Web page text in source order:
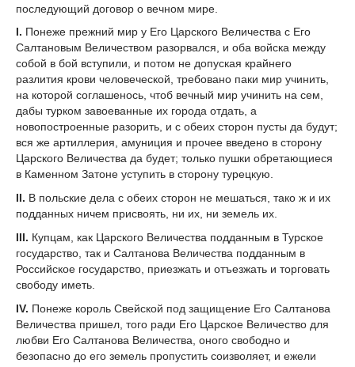
последующий договор о вечном мире.
I. Понеже прежний мир у Его Царского Величества с Его
Салтановым Величеством разорвался, и оба войска между
собой в бой вступили, и потом не допуская крайнего
разлития крови человеческой, требовано паки мир учинить,
на которой соглашенось, чтоб вечный мир учинить на сем,
дабы турком завоеванные их города отдать, а
новопостроенные разорить, и с обеих сторон пусты да будут;
вся же артиллерия, амуниция и прочее введено в сторону
Царского Величества да будет; только пушки обретающиеся
в Каменном Затоне уступить в сторону турецкую.
II. В польские дела с обеих сторон не мешаться, тако ж и их
подданных ничем присвоять, ни их, ни земель их.
III. Купцам, как Царского Величества подданным в Турское
государство, так и Салтанова Величества подданным в
Российское государство, приезжать и отъезжать и торговать
свободу иметь.
IV. Понеже король Свейской под защищение Его Салтанова
Величества пришел, того ради Его Царское Величество для
любви Его Салтанова Величества, оного свободно и
безопасно до его земель пропустить соизволяет, и ежели